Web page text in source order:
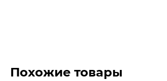
Похожие товары